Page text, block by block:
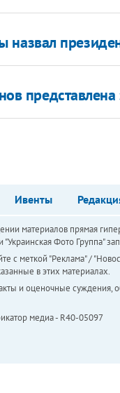
назвал
Ивенты
материалов прямая
"Украинская Фото Группа"
с меткой "Реклама" /
в этих материалах.
и оценочные
медиа - R40-05097